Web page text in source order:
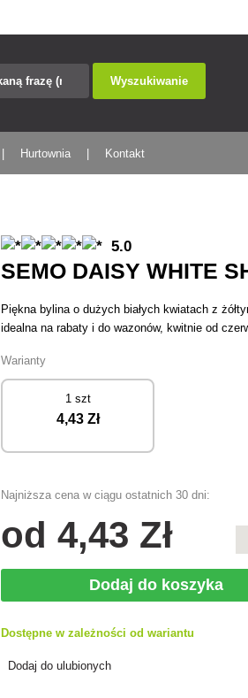
Wyszukiwanie
Hurtownia Kontakt
5.0
SEMO DAISY WHITE
Piękna bylina o dużych białych kwiatach z
idealna na rabaty i do wazonów, kwitnie od
Warianty
1 szt
4,43 Zł
Najniższa cena w ciągu ostatnich 30 dni:
od4,43 Zł
Dodaj do koszyka
Dostępne w zależności od wariantu
Dodaj do ulubionych